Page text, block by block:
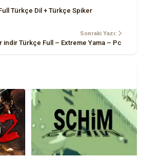
Türkçe Dil + Türkçe Spiker
Sonraki Yazı:
indir Türkçe Full – Extreme Yama – Pc